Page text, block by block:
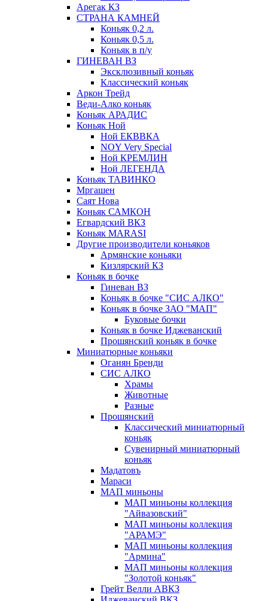
Арегак КЗ
СТРАНА КАМНЕЙ
Коньяк 0,2 л.
Коньяк 0,5 л.
Коньяк в п/у
ГИНЕВАН ВЗ
Эксклюзивный коньяк
Классический коньяк
Аркон Трейд
Веди-Алко коньяк
Коньяк АРАДИС
Коньяк Ной
Ной ЕКВВКА
NOY Very Special
Ной КРЕМЛИН
Ной ЛЕГЕНДА
Коньяк ТАВИНКО
Мргашен
Саят Нова
Коньяк САМКОН
Егвардский ВКЗ
Коньяк MARASI
Другие производители коньяков
Армянские коньяки
Кизлярский КЗ
Коньяк в бочке
Гиневан ВЗ
Коньяк в бочке "СИС АЛКО"
Коньяк в бочке ЗАО "МАП"
Буковые бочки
Коньяк в бочке Иджеванский
Прошянский коньяк в бочке
Миниатюрные коньяки
Оганян Бренди
СИС АЛКО
Храмы
Животные
Разные
Прошянский
Классический миниатюрный
коньяк
Сувенирный миниатюрный
коньяк
Мадатовъ
Мараси
МАП миньоны
МАП миньоны коллекция
"Айвазовский"
МАП миньоны коллекция
"АРАМЭ"
МАП миньоны коллекция
"Армина"
МАП миньоны коллекция
"Золотой коньяк"
Грейт Велли АВКЗ